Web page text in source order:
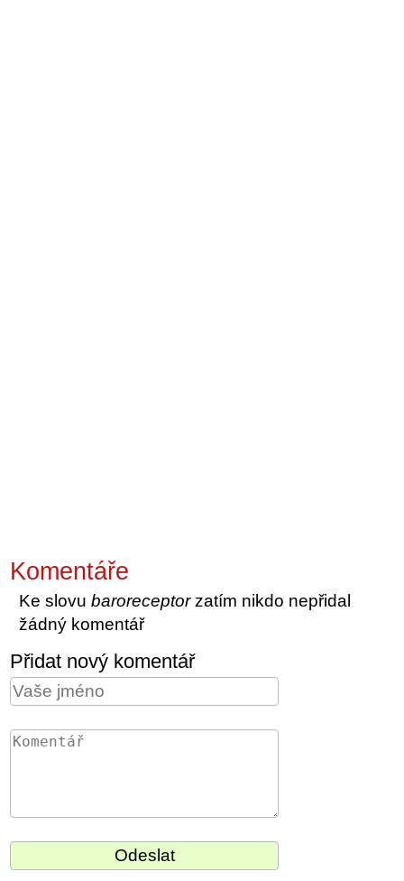
Komentáře
Ke slovubaroreceptorzatím nikdo nepřidal
žádný komentář
Přidat nový komentář